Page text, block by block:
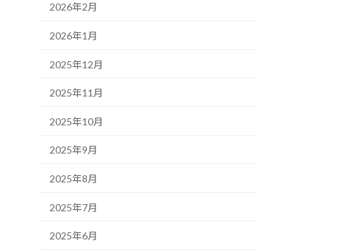
2026年2月
2026年1月
2025年12月
2025年11月
2025年10月
2025年9月
2025年8月
2025年7月
2025年6月